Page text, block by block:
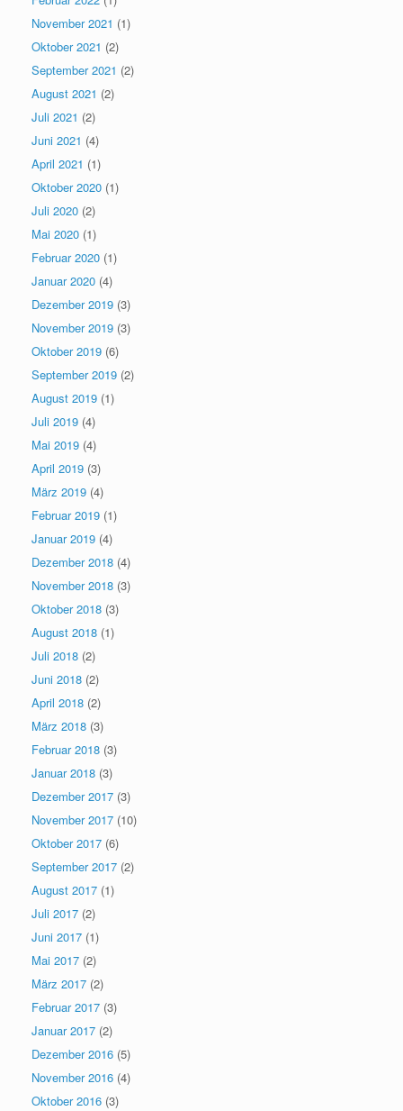
November 2021 (1)
Oktober 2021 (2)
September 2021 (2)
August 2021 (2)
Juli 2021 (2)
Juni 2021 (4)
April 2021 (1)
Oktober 2020 (1)
Juli 2020 (2)
Mai 2020 (1)
Februar 2020 (1)
Januar 2020 (4)
Dezember 2019 (3)
November 2019 (3)
Oktober 2019 (6)
September 2019 (2)
August 2019 (1)
Juli 2019 (4)
Mai 2019 (4)
April 2019 (3)
März 2019 (4)
Februar 2019 (1)
Januar 2019 (4)
Dezember 2018 (4)
November 2018 (3)
Oktober 2018 (3)
August 2018 (1)
Juli 2018 (2)
Juni 2018 (2)
April 2018 (2)
März 2018 (3)
Februar 2018 (3)
Januar 2018 (3)
Dezember 2017 (3)
November 2017 (10)
Oktober 2017 (6)
September 2017 (2)
August 2017 (1)
Juli 2017 (2)
Juni 2017 (1)
Mai 2017 (2)
März 2017 (2)
Februar 2017 (3)
Januar 2017 (2)
Dezember 2016 (5)
November 2016 (4)
Oktober 2016 (3)